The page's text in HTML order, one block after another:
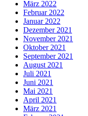
März 2022
Februar 2022
Januar 2022
Dezember 2021
November 2021
Oktober 2021
September 2021
August 2021
Juli 2021
Juni 2021
Mai 2021
April 2021
März 2021